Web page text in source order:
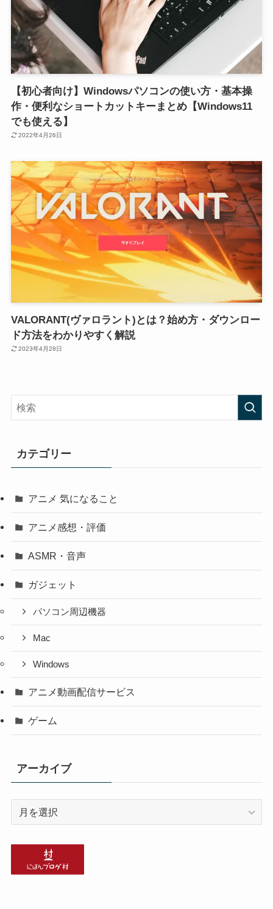
【初心者向け】Windowsパソコンの使い方・基本操
作・便利なショートカットキーまとめ【Windows11
でも使える】
2022年4月26日
VALORANT(ヴァロラント)とは？始め方・ダウンロー
ド方法をわかりやすく解説
2023年4月28日
カテゴリー
アニメ 気になること
アニメ感想・評価
ASMR・音声
ガジェット
パソコン周辺機器
Mac
Windows
アニメ動画配信サービス
ゲーム
アーカイブ